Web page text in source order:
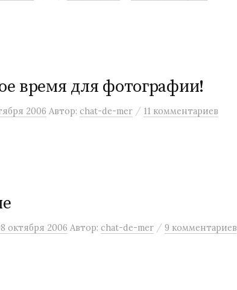
время для фотографии!
2006 Автор: chat-de-mer / 11 комментариев
октября 2006 Автор: chat-de-mer / 9 комментариев